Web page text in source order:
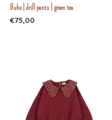
Buho | drill pants | green tea
€75,00